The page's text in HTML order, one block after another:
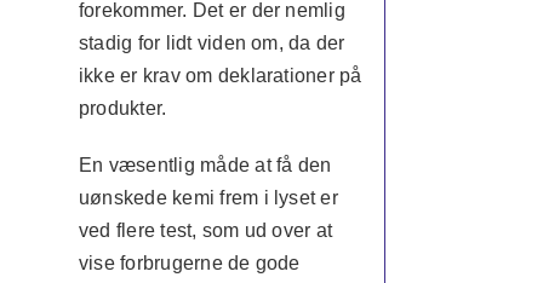
forekommer. Det er der nemlig
stadig for lidt viden om, da der
ikke er krav om deklarationer på
produkter.
En væsentlig måde at få den
uønskede kemi frem i lyset er
ved flere test, som ud over at
vise forbrugerne de gode